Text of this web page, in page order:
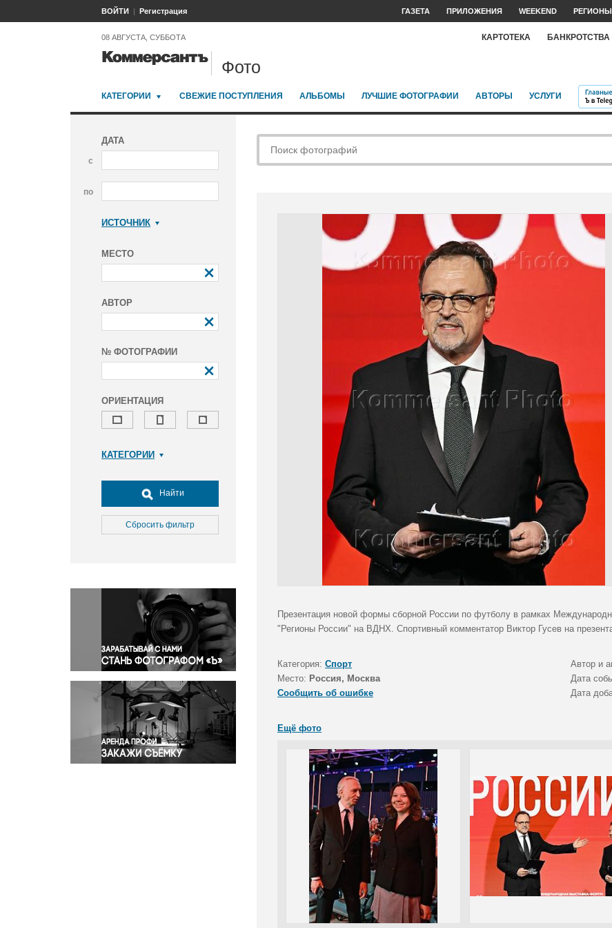
ВОЙТИ Регистрация ГАЗЕТА ПРИЛОЖЕНИЯ WEEKEND РЕГИОНЫ
08 АВГУСТА, СУББОТА КАРТОТЕКА БАНКРОТСТВА
Фото
КАТЕГОРИИ СВЕЖИЕ ПОСТУПЛЕНИЯ АЛЬБОМЫ ЛУЧШИЕ ФОТОГРАФИИ АВТОРЫ УСЛУГИ
ДАТА
с
по
ИСТОЧНИК
МЕСТО
АВТОР
№ ФОТОГРАФИИ
ОРИЕНТАЦИЯ
КАТЕГОРИИ
Досуг, туризм и отдых
Культура
Медицина
Окружающая среда
Политика
Правосудие
Происшествия и конфликты
Религия
Светская жизнь
Спорт
Экология
Экономика и бизнес
Найти
Сбросить фильтр
Презентация новой формы сборной России по футболу в рамках
"Регионы России" на ВДНХ. Спортивный комментатор Виктор Гусев на
Категория: Спорт Автор и
Место: Россия, Москва Дата
Сообщить об ошибке
Дата
Ещё фото